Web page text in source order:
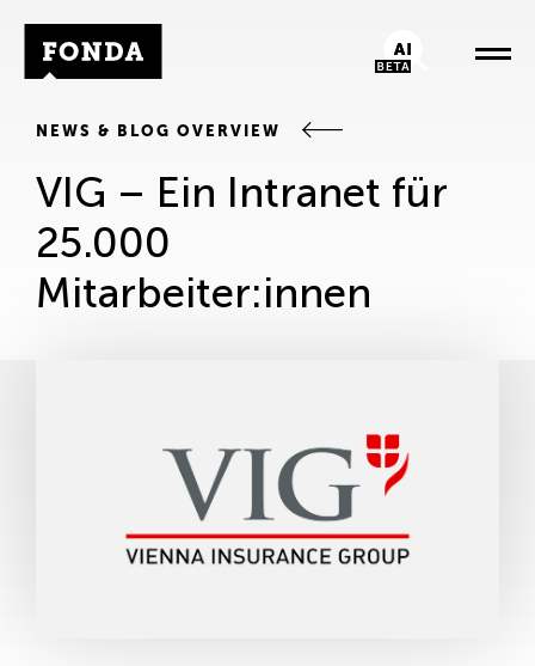
Fonda Logo AI-Chatbot
NEWS & BLOG OVERVIEW
VIG – Ein Intranet für
25.000
Mitarbeiter:innen